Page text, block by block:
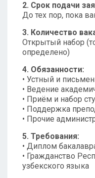
2. Срок подачи
До тех пор, пока
3. Количество
Открытый набор
определено)
4. Обязанности:
• Устный и
• Ведение
• Приём и набор
• Поддержка
• Прочие
5. Требования:
• Диплом
• Гражданство
узбекского языка